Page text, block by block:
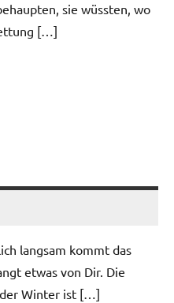
sie wüssten, wo
[…]
langsam kommt das
etwas von Dir. Die
der Winter ist […]